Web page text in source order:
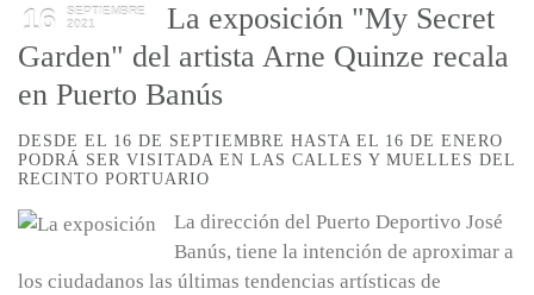
16
SEPTIEMBRE
2021
La exposición "My Secret
Garden" del artista Arne Quinze recala
en Puerto Banús
DESDE EL 16 DE SEPTIEMBRE HASTA EL 16 DE ENERO
PODRÁ SER VISITADA EN LAS CALLES Y MUELLES DEL
RECINTO PORTUARIO
La dirección del Puerto Deportivo José
Banús, tiene la intención de aproximar a
los ciudadanos las últimas tendencias artísticas de